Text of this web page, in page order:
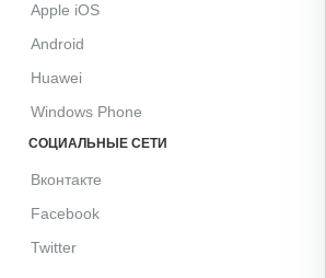
Apple iOS
Android
Huawei
Windows Phone
СОЦИАЛЬНЫЕ СЕТИ
Вконтакте
Facebook
Twitter